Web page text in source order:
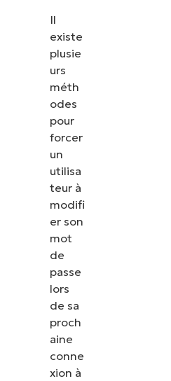
Il
existe
plusie
urs
méth
odes
pour
forcer
un
utilisa
teur à
modifi
er son
mot
de
passe
lors
de sa
proch
aine
conne
xion à